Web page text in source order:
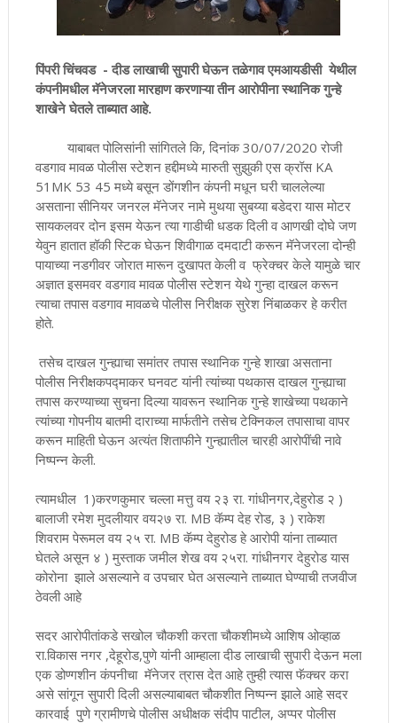
पिंपरी चिंचवड - दीड लाखाची सुपारी घेऊन तळेगाव एमआयडीसी येथील
कंपनीमधील मॅनेजरला मारहाण करणाऱ्या तीन आरोपीना स्थानिक गुन्हे
शाखेने घेतले ताब्यात आहे.
याबाबत पोलिसांनी सांगितले कि, दिनांक 30/07/2020 रोजी
वडगाव मावळ पोलीस स्टेशन हद्दीमध्ये मारुती सुझुकी एस क्रॉस KA
51MK 53 45 मध्ये बसून डोंगशीन कंपनी मधून घरी चाललेल्या
असताना सीनियर जनरल मॅनेजर नामे मुथया सुबय्या बडेदरा यास मोटर
सायकलवर दोन इसम येऊन त्या गाडीची धडक दिली व आणखी दोघे जण
येवुन हातात हॉकी स्टिक घेऊन शिवीगाळ दमदाटी करून मॅनेजरला दोन्ही
पायाच्या नडगीवर जोरात मारून दुखापत केली व फ्रेक्चर केले यामुळे चार
अज्ञात इसमवर वडगाव मावळ पोलीस स्टेशन येथे गुन्हा दाखल करून
त्याचा तपास वडगाव मावळचे पोलीस निरीक्षक सुरेश निंबाळकर हे करीत
होते.
तसेच दाखल गुन्ह्याचा समांतर तपास स्थानिक गुन्हे शाखा असताना
पोलीस निरीक्षकपद्माकर घनवट यांनी त्यांच्या पथकास दाखल गुन्ह्याचा
तपास करण्याच्या सुचना दिल्या यावरून स्थानिक गुन्हे शाखेच्या पथकाने
त्यांच्या गोपनीय बातमी दाराच्या मार्फतीने तसेच टेक्निकल तपासाचा वापर
करून माहिती घेऊन अत्यंत शिताफीने गुन्ह्यातील चारही आरोपींची नावे
निष्पन्न केली.
त्यामधील 1)करणकुमार चल्ला मत्तु वय २३ रा. गांधीनगर,देहुरोड २ )
बालाजी रमेश मुदलीयार वय२७ रा. MB कॅम्प देह रोड, ३ ) राकेश
शिवराम पेरूमल वय २५ रा. MB कॅम्प देहुरोड हे आरोपी यांना ताब्यात
घेतले असून ४ ) मुस्ताक जमील शेख वय २५रा. गांधीनगर देहुरोड यास
कोरोना झाले असल्याने व उपचार घेत असल्याने ताब्यात घेण्याची तजवीज
ठेवली आहे
सदर आरोपीतांकडे सखोल चौकशी करता चौकशीमध्ये आशिष ओव्हाळ
रा.विकास नगर ,देहूरोड,पुणे यांनी आम्हाला दीड लाखाची सुपारी देऊन मला
एक डोण्गशीन कंपनीचा मॅनेजर त्रास देत आहे तुम्ही त्यास फॅक्चर करा
असे सांगून सुपारी दिली असल्याबाबत चौकशीत निष्पन्न झाले आहे सदर
कारवाई पुणे ग्रामीणचे पोलीस अधीक्षक संदीप पाटील, अप्पर पोलीस